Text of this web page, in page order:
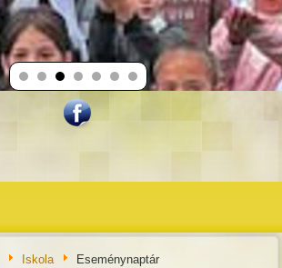
Iskola Eseménynaptár